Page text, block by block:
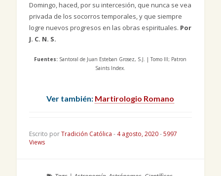
Domingo, haced, por su intercesión, que nunca se vea
privada de los socorros temporales, y que siempre
logre nuevos progresos en las obras espirituales. Por
J. C. N. S.
Fuentes: Santoral de Juan Esteban Grosez, S.J. | Tomo III; Patron
Saints Index.
Ver también: Martirologio Romano
Escrito porTradición Católica - 4 agosto, 2020-5997
Views